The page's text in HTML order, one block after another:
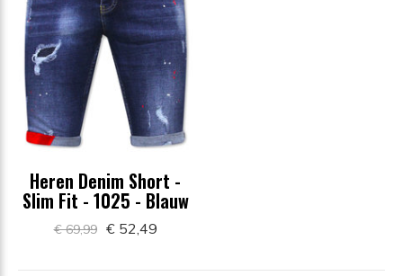
Heren Denim Short -
Slim Fit - 1025 - Blauw
€ 69,99 € 52,49